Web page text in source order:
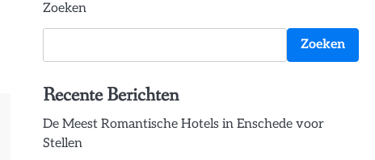
Zoeken
Zoeken
Recente Berichten
De Meest Romantische Hotels in Enschede voor
Stellen